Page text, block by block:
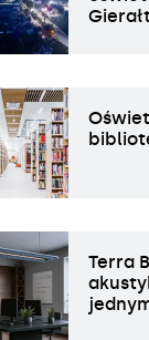
Terra